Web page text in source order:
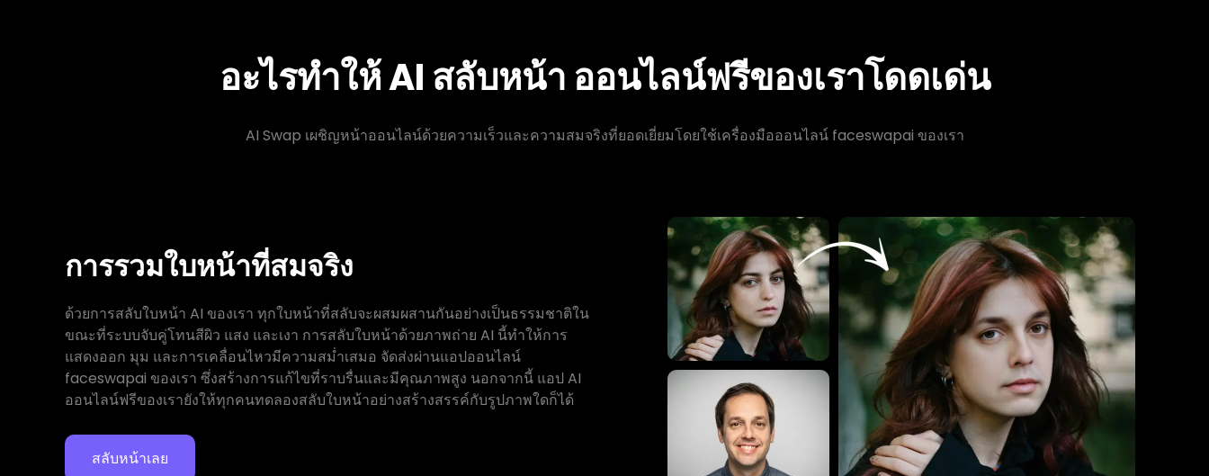
อะไรทำให้ AI สลับหน้า ออนไลน์ฟรีของเราโดดเด่น
AI Swap เผชิญหน้าออนไลน์ด้วยความเร็วและความสมจริงที่ยอดเยี่ยมโดยใช้เครื่องมือออนไลน์ faceswapai ของเรา
การรวมใบหน้าที่สมจริง
ด้วยการสลับใบหน้า AI ของเรา ทุกใบหน้าที่สลับจะผสมผสานกันอย่างเป็นธรรมชาติใน
ขณะที่ระบบจับคู่โทนสีผิว แสง และเงา การสลับใบหน้าด้วยภาพถ่าย AI นี้ทำให้การ
แสดงออก มุม และการเคลื่อนไหวมีความสม่ำเสมอ จัดส่งผ่านแอปออนไลน์
faceswapai ของเรา ซึ่งสร้างการแก้ไขที่ราบรื่นและมีคุณภาพสูง นอกจากนี้ แอป AI
ออนไลน์ฟรีของเรายังให้ทุกคนทดลองสลับใบหน้าอย่างสร้างสรรค์กับรูปภาพใดก็ได้
สลับหน้าเลย